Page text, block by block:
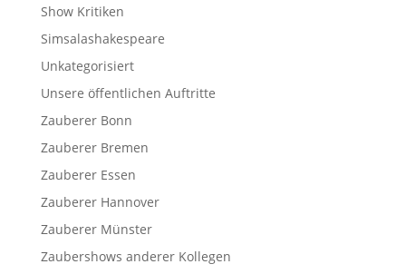
Show Kritiken
Simsalashakespeare
Unkategorisiert
Unsere öffentlichen Auftritte
Zauberer Bonn
Zauberer Bremen
Zauberer Essen
Zauberer Hannover
Zauberer Münster
Zaubershows anderer Kollegen